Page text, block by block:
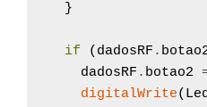
}
if ( dadosRF .
dadosRF . botao2
digitalWrite(